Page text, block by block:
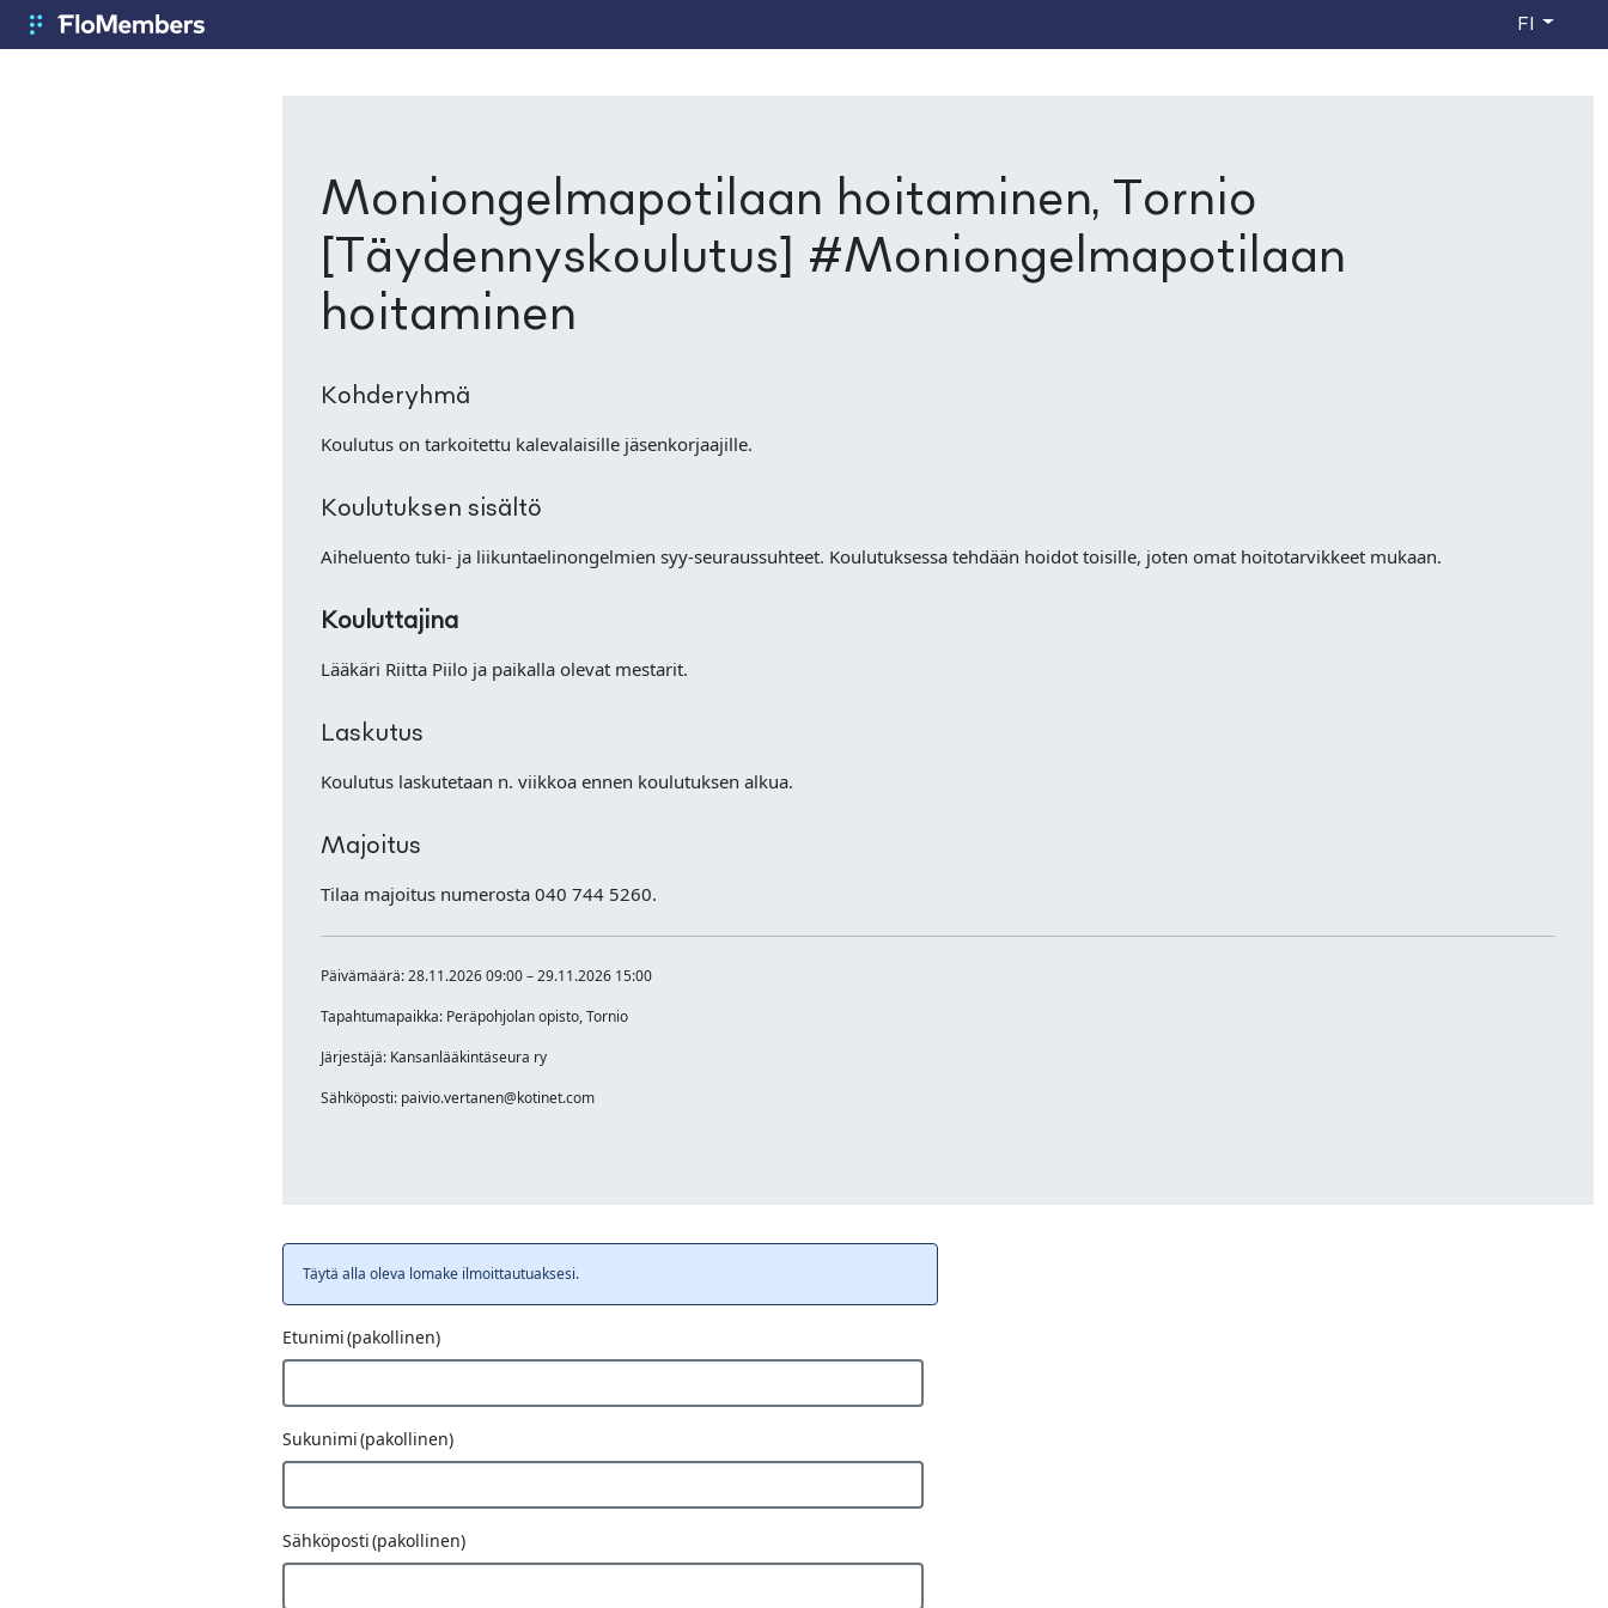
FloMembers FI
Moniongelmapotilaan hoitaminen, Tornio
[Täydennyskoulutus] #Moniongelmapotilaan
hoitaminen
Kohderyhmä
Koulutus on tarkoitettu kalevalaisille jäsenkorjaajille.
Koulutuksen sisältö
Aiheluento tuki- ja liikuntaelinongelmien syy-seuraussuhteet. Koulutuksessa tehdään hoidot toisille, joten omat hoitotarvikkeet mukaan.
Kouluttajina
Lääkäri Riitta Piilo ja paikalla olevat mestarit.
Laskutus
Koulutus laskutetaan n. viikkoa ennen koulutuksen alkua.
Majoitus
Tilaa majoitus numerosta 040 744 5260.
Päivämäärä: 28.11.2026 09:00 – 29.11.2026 15:00
Tapahtumapaikka: Peräpohjolan opisto, Tornio
Järjestäjä: Kansanlääkintäseura ry
Sähköposti: paivio.vertanen@kotinet.com
Täytä alla oleva lomake ilmoittautuaksesi.
Etunimi(pakollinen)
Fax Number
Sukunimi(pakollinen)
Sähköposti(pakollinen)